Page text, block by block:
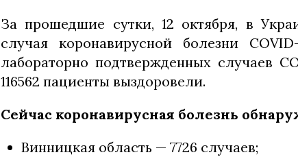
За прошедшие сутки, 12 октября, в
случая коронавирусной болезни
лабораторно подтвержденных случаев
116562 пациенты выздоровели.
Сейчас коронавирусная болезнь
Винницкая область — 7726 случаев;